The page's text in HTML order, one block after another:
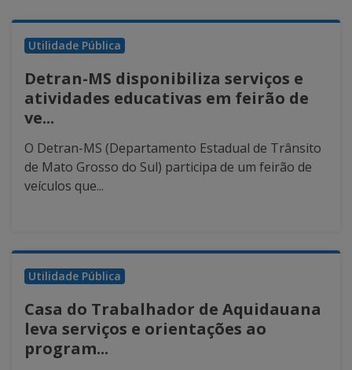
Utilidade Pública
Detran-MS disponibiliza serviços e
atividades educativas em feirão de
ve...
O Detran-MS (Departamento Estadual de Trânsito
de Mato Grosso do Sul) participa de um feirão de
veículos que...
Utilidade Pública
Casa do Trabalhador de Aquidauana
leva serviços e orientações ao
program...